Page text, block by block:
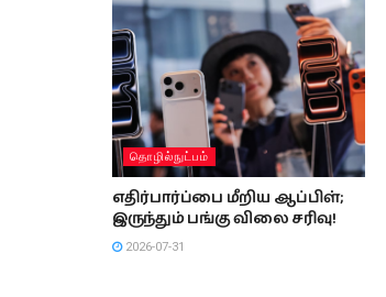
தொழில்நுட்பம்
எதிர்பார்ப்பை மீறிய ஆப்பிள்;
இருந்தும் பங்கு விலை சரிவு!
2026-07-31